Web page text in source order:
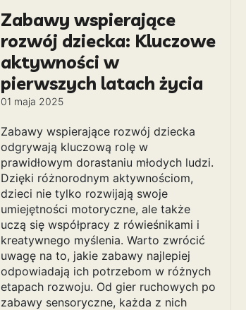
Zabawy wspierające
rozwój dziecka: Kluczowe
aktywności w
pierwszych latach życia
01 maja 2025
Zabawy wspierające rozwój dziecka
odgrywają kluczową rolę w
prawidłowym dorastaniu młodych ludzi.
Dzięki różnorodnym aktywnościom,
dzieci nie tylko rozwijają swoje
umiejętności motoryczne, ale także
uczą się współpracy z rówieśnikami i
kreatywnego myślenia. Warto zwrócić
uwagę na to, jakie zabawy najlepiej
odpowiadają ich potrzebom w różnych
etapach rozwoju. Od gier ruchowych po
zabawy sensoryczne, każda z nich